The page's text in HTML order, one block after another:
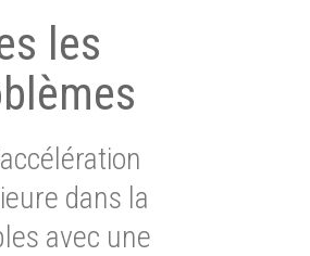
les
dans la
avec une